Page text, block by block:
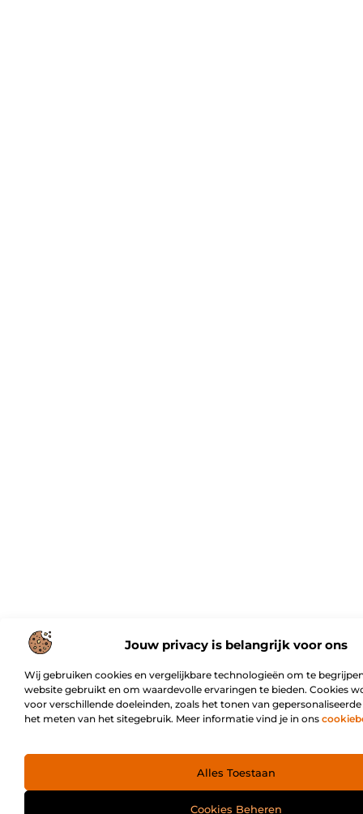
Jouw privacy is belangrijk voor ons
Wij gebruiken cookies en vergelijkbare technologieën om te
website gebruikt en om waardevolle ervaringen te bieden. Cookies
voor verschillende doeleinden, zoals het tonen van
het meten van het sitegebruik. Meer informatie vind je in ons
Alles Toestaan
Cookies Beheren